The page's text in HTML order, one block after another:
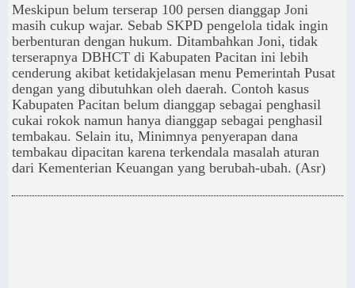
Meskipun belum terserap 100 persen dianggap Joni
masih cukup wajar. Sebab SKPD pengelola tidak ingin
berbenturan dengan hukum. Ditambahkan Joni, tidak
terserapnya DBHCT di Kabupaten Pacitan ini lebih
cenderung akibat ketidakjelasan menu Pemerintah Pusat
dengan yang dibutuhkan oleh daerah. Contoh kasus
Kabupaten Pacitan belum dianggap sebagai penghasil
cukai rokok namun hanya dianggap sebagai penghasil
tembakau. Selain itu, Minimnya penyerapan dana
tembakau dipacitan karena terkendala masalah aturan
dari Kementerian Keuangan yang berubah-ubah. (Asr)